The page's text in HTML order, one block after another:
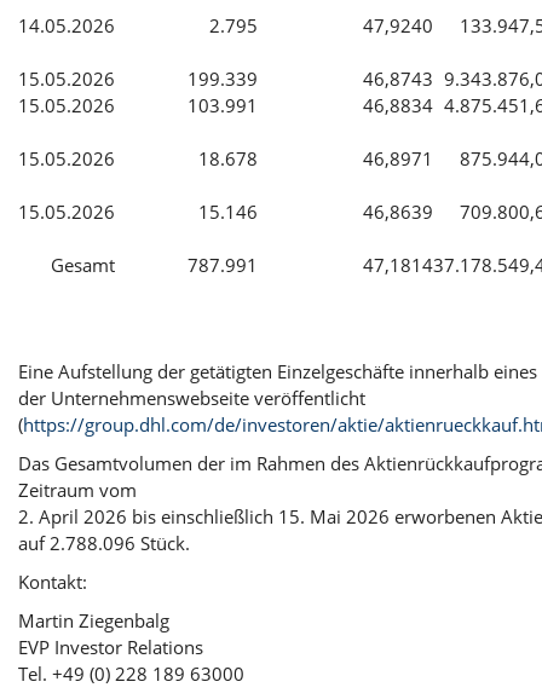
14.05.2026 2.795 47,9240
15.05.2026 199.339 46,8743
15.05.2026
103.991 46,8834
15.05.2026 18.678 46,8971
15.05.2026 15.146 46,8639
Gesamt 787.991 47,1814
Eine Aufstellung der getätigten Einzelgeschäfte innerhalb eines
der Unternehmenswebseite veröffentlicht
(https://group.dhl.com/de/investoren/aktie/
Das Gesamtvolumen der im Rahmen des
Zeitraum vom
2. April 2026 bis einschließlich 15. Mai 2026 erworbenen
auf 2.788.096 Stück.
Kontakt:
Martin Ziegenbalg
EVP Investor Relations
Tel. +49 (0) 228 189 63000